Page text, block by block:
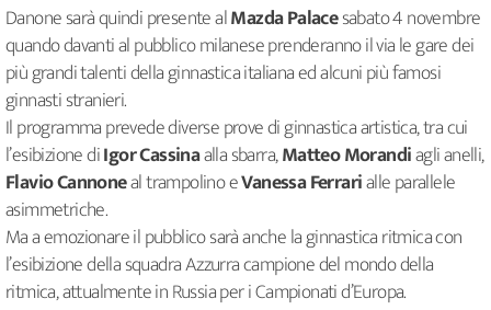
Danone sarà quindi presente alMazda Palacesabato 4 novembre
quando davanti al pubblico milanese prenderanno il via le gare dei
più grandi talenti della ginnastica italiana ed alcuni più famosi
ginnasti stranieri.
Il programma prevede diverse prove di ginnastica artistica, tra cui
l’esibizione diIgor Cassinaalla sbarra,Matteo Morandiagli anelli,
Flavio Cannoneal trampolino eVanessa Ferrarialle parallele
asimmetriche.
Ma a emozionare il pubblico sarà anche la ginnastica ritmica con
l’esibizione della squadra Azzurra campione del mondo della
ritmica, attualmente in Russia per i Campionati d’Europa.